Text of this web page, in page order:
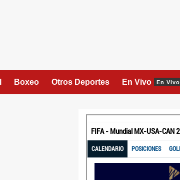
Boxeo Otros Deportes En Vivo En Vivo